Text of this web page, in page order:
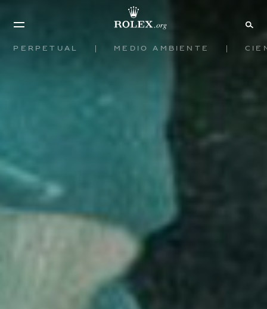
Perpetual Medio ambiente